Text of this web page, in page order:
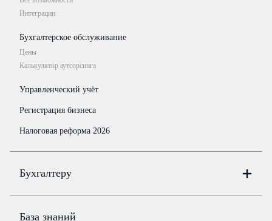
Интеграции
Бухгалтерское обслуживание
Цены
Калькулятор аутсорсинга
Управленческий учёт
Регистрация бизнеса
Налоговая реформа 2026
Бухгалтеру
Цены
База знаний